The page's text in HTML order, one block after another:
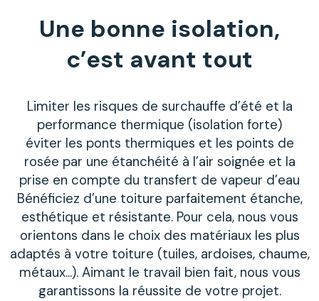
Une bonne isolation,
c’est avant tout
Limiter les risques de surchauffe d’été et la
performance thermique (isolation forte)
éviter les ponts thermiques et les points de
rosée par une étanchéité à l’air soignée et la
prise en compte du transfert de vapeur d’eau
Bénéficiez d’une toiture parfaitement étanche,
esthétique et résistante. Pour cela, nous vous
orientons dans le choix des matériaux les plus
adaptés à votre toiture (tuiles, ardoises, chaume,
métaux…). Aimant le travail bien fait, nous vous
garantissons la réussite de votre projet.